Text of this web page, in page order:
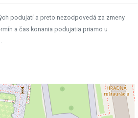
podujatí a preto nezodpovedá za zmeny
a čas konania podujatia priamo u